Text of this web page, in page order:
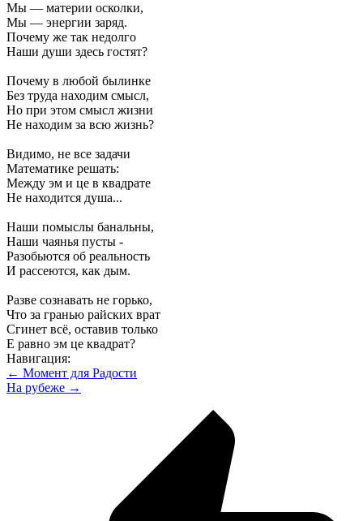
Мы — материи осколки,
Мы — энергии заряд.
Почему же так недолго
Наши души здесь гостят?
Почему в любой былинке
Без труда находим смысл,
Но при этом смысл жизни
Не находим за всю жизнь?
Видимо, не все задачи
Математике решать:
Между эм и це в квадрате
Не находится душа...
Наши помыслы банальны,
Наши чаянья пусты -
Разобьются об реальность
И рассеются, как дым.
Разве сознавать не горько,
Что за гранью райских врат
Сгинет всё, оставив только
Е равно эм це квадрат?
Навигация:
← Момент для Радости
На рубеже →